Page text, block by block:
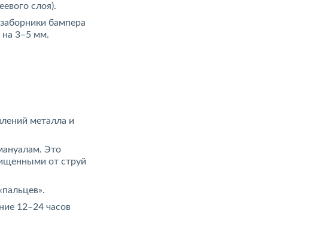
слоя).
бампера
на 3–5 мм.
металла и
Это
от струй
12–24 часов